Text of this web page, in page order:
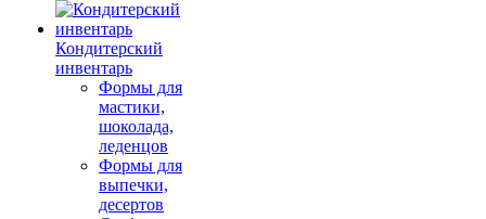
Кондитерский
инвентарь
Формы для
мастики,
шоколада,
леденцов
Формы для
выпечки,
десертов